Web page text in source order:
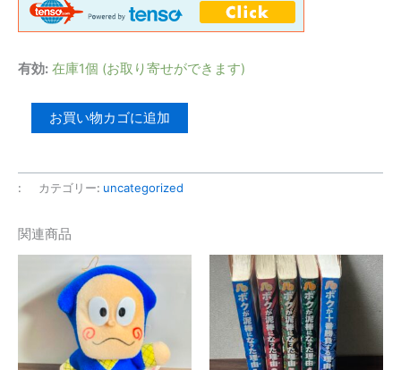
有効: 在庫1個 (お取り寄せができます)
【Dw-
レ
ン】
お買い物カゴに追加
: カテゴリー: uncategorized
関連商品